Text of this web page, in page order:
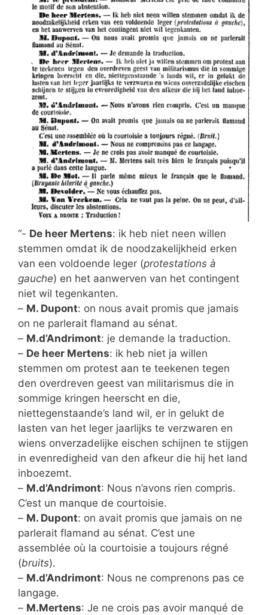
“- De heer Mertens: ik heb niet neen willen
stemmen omdat ik de noodzakelijkheid erken
van een voldoende leger (protestations à
gauche) en het aanwerven van het contingent
niet wil tegenkanten.
– M. Dupont: on nous avait promis que jamais
on ne parlerait flamand au sénat.
– M.d’Andrimont: je demande la traduction.
– De heer Mertens: ik heb niet ja willen
stemmen om protest aan te teekenen tegen
den overdreven geest van militarismus die in
sommige kringen heerscht en die,
niettegenstaande’s land wil, er in gelukt de
lasten van het leger jaarlijks te verzwaren en
wiens onverzadelijke eischen schijnen te stijgen
in evenredigheid van den afkeur die hij het land
inboezemt.
– M.d’Andrimont: Nous n’avons rien compris.
C’est un manque de courtoisie.
– M. Dupont: on avait promis que jamais on ne
parlerait flamand au sénat. C’est une
assemblée où la courtoisie a toujours régné
(bruits).
– M.d’Andrimont: Nous ne comprenons pas ce
langage.
– M.Mertens: Je ne crois pas avoir manqué de